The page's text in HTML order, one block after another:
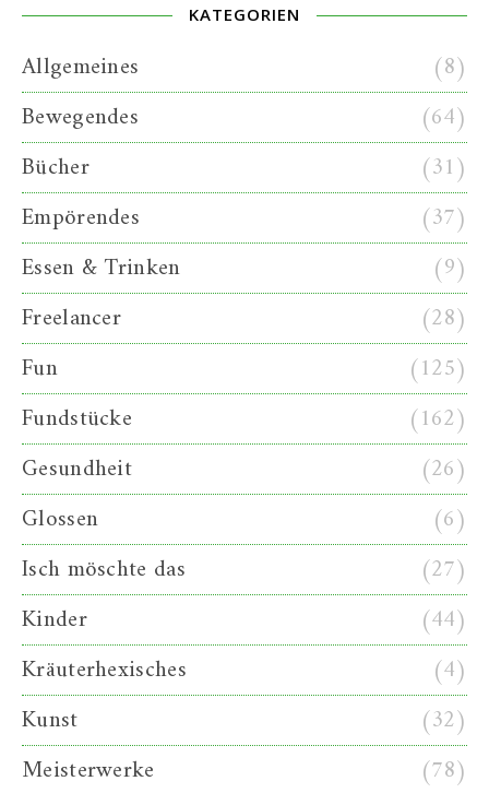
KATEGORIEN
Allgemeines
(8)
Bewegendes
(64)
Bücher
(31)
Empörendes
(37)
Essen & Trinken
(9)
Freelancer
(28)
Fun
(125)
Fundstücke
(162)
Gesundheit
(26)
Glossen
(6)
Isch möschte das
(27)
Kinder
(44)
Kräuterhexisches
(4)
Kunst
(32)
Meisterwerke
(78)